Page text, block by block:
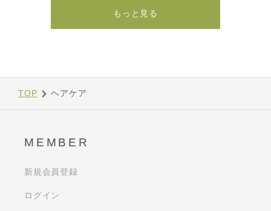
もっと見る
TOP ヘアケア
MEMBER
新規会員登録
ログイン